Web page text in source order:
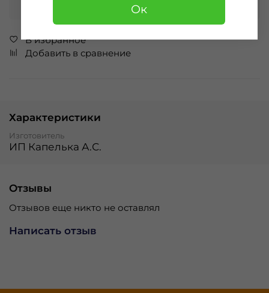
Купить в 1 клик
В избранное
Добавить в сравнение
Характеристики
Изготовитель
ИП Капелька А.С.
Отзывы
Отзывов еще никто не оставлял
Написать отзыв
Ок